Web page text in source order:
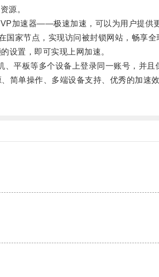
源。
速器——极速加速，可以为用户提供更
家节点，实现访问被封锁网站，畅享全
置，即可实现上网加速。
板等多个设备上登录同一账号，并且
单操作、多端设备支持、优秀的加速